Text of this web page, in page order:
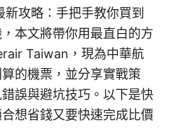
攻略：手把手教你買到
本文將帶你用最直白的方
Taiwan，現為中華航
的機票，並分享實戰策
誤與避坑技巧。以下是快
想省錢又要快速完成比價